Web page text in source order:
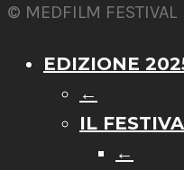
© MEDFILM FESTIVAL
EDIZIONE
←
IL
←